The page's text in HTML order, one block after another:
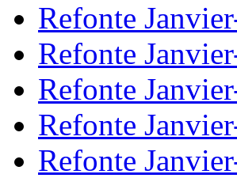
Refonte
Refonte
Refonte
Refonte
Refonte